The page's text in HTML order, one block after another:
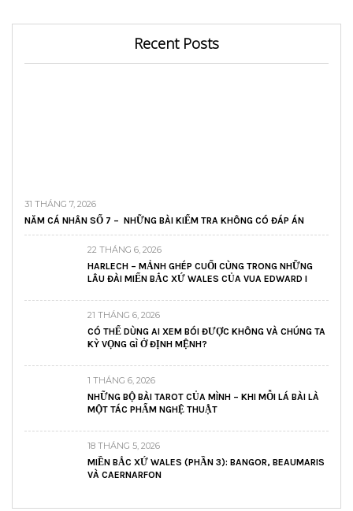
Recent Posts
31 THÁNG 7, 2026
NĂM CÁ NHÂN SỐ 7 – NHỮNG BÀI KIỂM TRA KHÔNG CÓ ĐÁP ÁN
22 THÁNG 6, 2026
HARLECH – MẢNH GHÉP CUỐI CÙNG TRONG NHỮNG
LÂU ĐÀI MIẾN BẮC XỨ WALES CỦA VUA EDWARD I
21 THÁNG 6, 2026
CÓ THỂ DÙNG AI XEM BÓI ĐƯỢC KHÔNG VÀ CHÚNG TA
KỲ VỌNG GÌ Ở ĐỊNH MỆNH?
1 THÁNG 6, 2026
NHỮNG BỘ BÀI TAROT CỦA MÌNH – KHI MỖI LÁ BÀI LÀ
MỘT TÁC PHẨM NGHỆ THUẬT
18 THÁNG 5, 2026
MIỀN BẮC XỨ WALES (PHẦN 3): BANGOR, BEAUMARIS
VÀ CAERNARFON